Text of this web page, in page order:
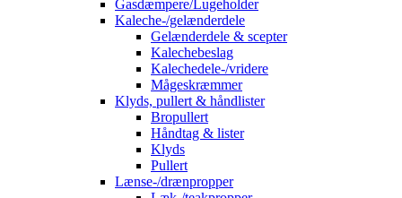
Gasdæmpere/Lugeholder
Kaleche-/gelænderdele
Gelænderdele & scepter
Kalechebeslag
Kalechedele-/vridere
Mågeskræmmer
Klyds, pullert & håndlister
Bropullert
Håndtag & lister
Klyds
Pullert
Lænse-/drænpropper